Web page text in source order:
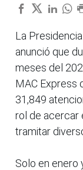
La
anunció que
meses del
MAC Express
31,849
rol de acercar
tramitar
Solo en enero